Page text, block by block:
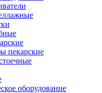
пекарские
оборудование